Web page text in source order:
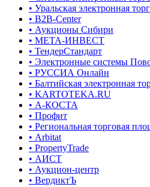
• Уральская электронная
• B2B-Center
• Аукционы Сибири
• МЕТА-ИНВЕСТ
• ТендерСтандарт
• Электронные системы
• РУССИА Онлайн
• Балтийская электронная
• KARTOTEKA.RU
• А-КОСТА
• Профит
• Региональная торговая
• Arbitat
• PropertyTrade
• АИСТ
• Аукцион-центр
• ВердиктЪ